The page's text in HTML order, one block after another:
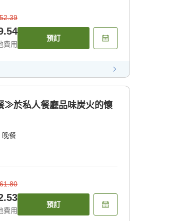
費用
預訂
≫於私人餐廳品味炭火的懷
晚餐
費用
預訂